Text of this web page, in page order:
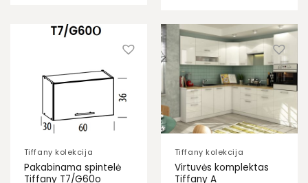
Tiffany kolekcija
Pakabinama spintelė
Tiffany T7/G60o
Tiffany kolekcija
Virtuvės komplektas
Tiffany A